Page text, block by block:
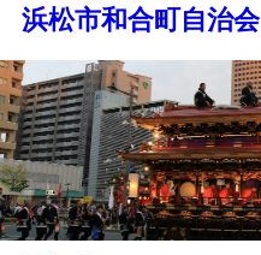
浜松市和合町自治会